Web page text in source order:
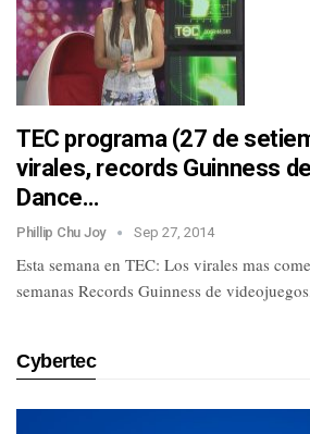
TEC programa (27 de
virales, records Guinness
Dance…
Phillip Chu Joy Sep 27, 2014
Esta semana en TEC: Los virales mas
semanas Records Guinness de
Cybertec